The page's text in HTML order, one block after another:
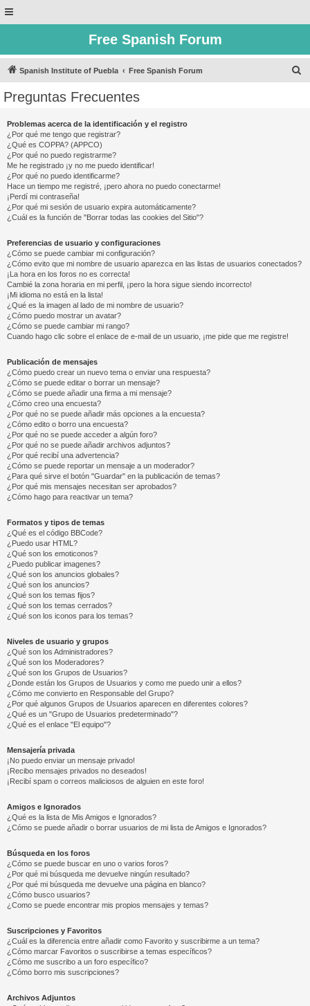
Free Spanish Forum
Spanish Institute of Puebla Free Spanish Forum
Preguntas Frecuentes
Problemas acerca de la identificación y el registro
¿Por qué me tengo que registrar?
¿Qué es COPPA? (APPCO)
¿Por qué no puedo registrarme?
Me he registrado ¡y no me puedo identificar!
¿Por qué no puedo identificarme?
Hace un tiempo me registré, ¡pero ahora no puedo conectarme!
¡Perdí mi contraseña!
¿Por qué mi sesión de usuario expira automáticamente?
¿Cuál es la función de "Borrar todas las cookies del Sitio"?
Preferencias de usuario y configuraciones
¿Cómo se puede cambiar mi configuración?
¿Cómo evito que mi nombre de usuario aparezca en las listas de usuarios conectados?
¡La hora en los foros no es correcta!
Cambié la zona horaria en mi perfil, ¡pero la hora sigue siendo incorrecto!
¡Mi idioma no está en la lista!
¿Qué es la imagen al lado de mi nombre de usuario?
¿Cómo puedo mostrar un avatar?
¿Cómo se puede cambiar mi rango?
Cuando hago clic sobre el enlace de e-mail de un usuario, ¡me pide que me registre!
Publicación de mensajes
¿Cómo puedo crear un nuevo tema o enviar una respuesta?
¿Cómo se puede editar o borrar un mensaje?
¿Cómo se puede añadir una firma a mi mensaje?
¿Cómo creo una encuesta?
¿Por qué no se puede añadir más opciones a la encuesta?
¿Cómo edito o borro una encuesta?
¿Por qué no se puede acceder a algún foro?
¿Por qué no se puede añadir archivos adjuntos?
¿Por qué recibí una advertencia?
¿Cómo se puede reportar un mensaje a un moderador?
¿Para qué sirve el botón "Guardar" en la publicación de temas?
¿Por qué mis mensajes necesitan ser aprobados?
¿Cómo hago para reactivar un tema?
Formatos y tipos de temas
¿Qué es el código BBCode?
¿Puedo usar HTML?
¿Qué son los emoticonos?
¿Puedo publicar imagenes?
¿Qué son los anuncios globales?
¿Qué son los anuncios?
¿Qué son los temas fijos?
¿Qué son los temas cerrados?
¿Qué son los iconos para los temas?
Niveles de usuario y grupos
¿Qué son los Administradores?
¿Qué son los Moderadores?
¿Qué son los Grupos de Usuarios?
¿Donde están los Grupos de Usuarios y como me puedo unir a ellos?
¿Cómo me convierto en Responsable del Grupo?
¿Por qué algunos Grupos de Usuarios aparecen en diferentes colores?
¿Qué es un "Grupo de Usuarios predeterminado"?
¿Qué es el enlace "El equipo"?
Mensajería privada
¡No puedo enviar un mensaje privado!
¡Recibo mensajes privados no deseados!
¡Recibí spam o correos maliciosos de alguien en este foro!
Amigos e Ignorados
¿Qué es la lista de Mis Amigos e Ignorados?
¿Cómo se puede añadir o borrar usuarios de mi lista de Amigos e Ignorados?
Búsqueda en los foros
¿Cómo se puede buscar en uno o varios foros?
¿Por qué mi búsqueda me devuelve ningún resultado?
¿Por qué mi búsqueda me devuelve una página en blanco?
¿Cómo busco usuarios?
¿Como se puede encontrar mis propios mensajes y temas?
Suscripciones y Favoritos
¿Cuál es la diferencia entre añadir como Favorito y suscribirme a un tema?
¿Cómo marcar Favoritos o suscribirse a temas específicos?
¿Cómo me suscribo a un foro específico?
¿Cómo borro mis suscripciones?
Archivos Adjuntos